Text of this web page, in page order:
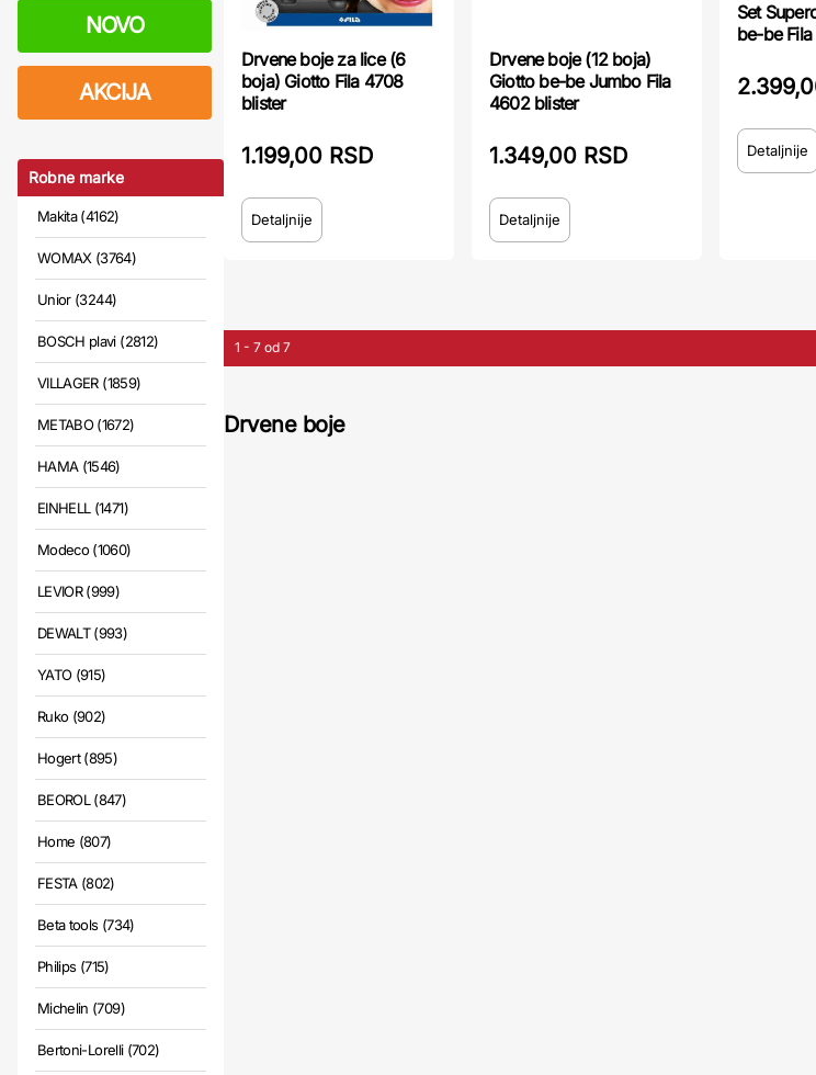
NOVO
AKCIJA
Robne marke
Makita (4162)
WOMAX (3764)
Unior (3244)
BOSCH plavi (2812)
VILLAGER (1859)
METABO (1672)
HAMA (1546)
EINHELL (1471)
Modeco (1060)
LEVIOR (999)
DEWALT (993)
YATO (915)
Ruko (902)
Hogert (895)
BEOROL (847)
Home (807)
FESTA (802)
Beta tools (734)
Philips (715)
Michelin (709)
Bertoni-Lorelli (702)
Drvene boje za lice (6
boja) Giotto Fila 4708
blister
1.199,00 RSD
Detaljnije
Drvene boje (12 boja)
Giotto be-be Jumbo Fila
4602 blister
1.349,00 RSD
Detaljnije
Set
be-be
Detaljnije
1 - 7 od 7
Drvene boje